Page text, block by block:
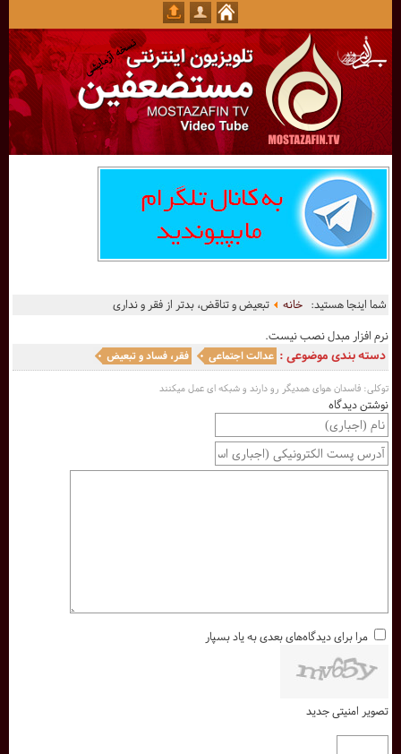
شما اینجا هستید:خانه
تبعیض و تناقض، بدتر از فقر و نداری
نرم افزار مبدل نصب نیست.
دسته بندی موضوعی : عدالت اجتماعی فقر، فساد و تبعیض
توکلی: فاسدان هوای همدیگر رو دارند و شبکه ای عمل میکنند
نوشتن دیدگاه
مرا برای دیدگاه‌های بعدی به یاد بسپار
تصویر امنیتی جدید